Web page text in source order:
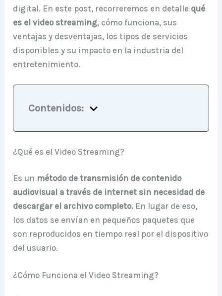
digital. En este post, recorreremos en detalle qué
es el video streaming, cómo funciona, sus
ventajas y desventajas, los tipos de servicios
disponibles y su impacto en la industria del
entretenimiento.
Contenidos:
¿Qué es el Video Streaming?
Es un método de transmisión de contenido
audiovisual a través de internet sin necesidad de
descargar el archivo completo. En lugar de eso,
los datos se envían en pequeños paquetes que
son reproducidos en tiempo real por el dispositivo
del usuario.
¿Cómo Funciona el Video Streaming?